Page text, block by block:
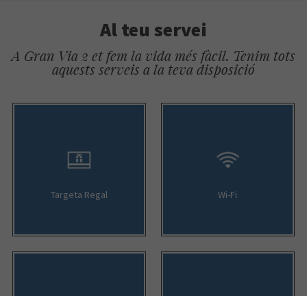
Al teu servei
A Gran Via 2 et fem la vida més fàcil. Tenim tots
aquests serveis a la teva disposició
Targeta Regal Wi-Fi